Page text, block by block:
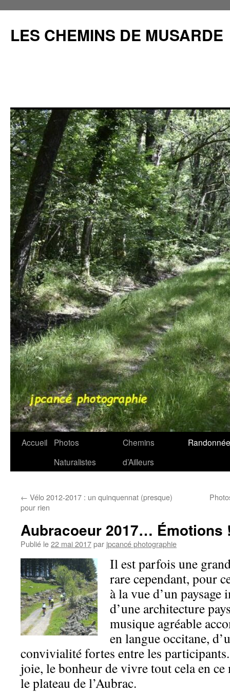
contenu
LES CHEMINS DE MUSARDE
Accueil
Photos
Naturalistes
Chemins
d’Ailleurs
← Vélo 2012-2017 : un quinquennat (presque)
pour rien
Aubracoeur 2017… Émotions
Publié le22 mai 2017par jpcancé photographie
Il est parfois une
rare cependant, pour
à la vue d’un
d’une architecture
musique agréable
en langue occitane,
convivialité fortes entre les
joie, le bonheur de vivre tout cela en
le plateau de l’Aubrac.